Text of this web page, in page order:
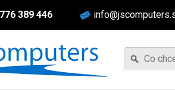
776 389 446